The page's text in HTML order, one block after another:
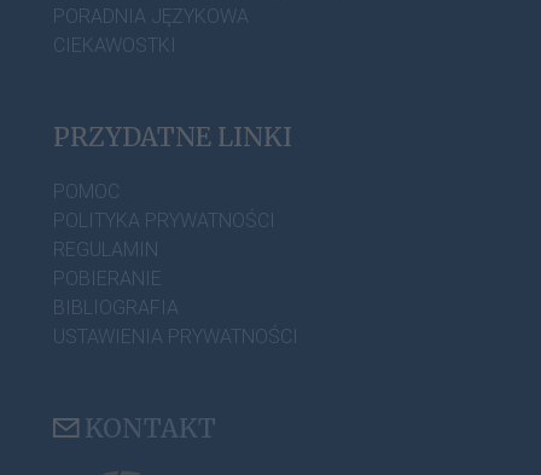
PORADNIA JĘZYKOWA
CIEKAWOSTKI
PRZYDATNE LINKI
POMOC
POLITYKA PRYWATNOŚCI
REGULAMIN
POBIERANIE
BIBLIOGRAFIA
USTAWIENIA PRYWATNOŚCI
KONTAKT